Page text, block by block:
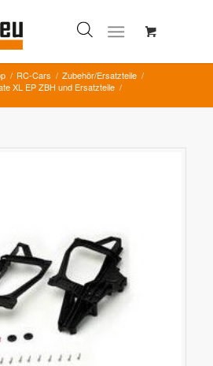
/ RC-Cars / Zubehör/Ersatzteile /
XL EP ZBH und Ersatzteile /